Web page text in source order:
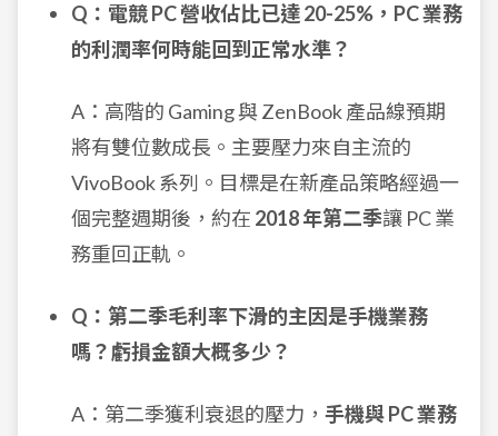
Q：電競 PC 營收佔比已達 20-25%，PC 業務
的利潤率何時能回到正常水準？
A：高階的 Gaming 與 ZenBook 產品線預期
將有雙位數成長。主要壓力來自主流的
VivoBook 系列。目標是在新產品策略經過一
個完整週期後，約在 2018 年第二季讓 PC 業
務重回正軌。
Q：第二季毛利率下滑的主因是手機業務
嗎？虧損金額大概多少？
A：第二季獲利衰退的壓力， 手機與 PC 業務